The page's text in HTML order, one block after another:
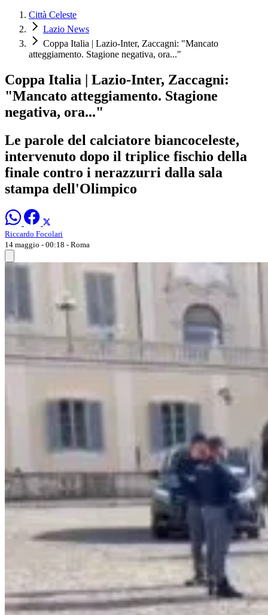
Città Celeste
Lazio News
Coppa Italia | Lazio-Inter, Zaccagni: "Mancato
atteggiamento. Stagione negativa, ora..."
Coppa Italia | Lazio-Inter, Zaccagni:
"Mancato atteggiamento. Stagione
negativa, ora..."
Le parole del calciatore biancoceleste,
intervenuto dopo il triplice fischio della
finale contro i nerazzurri dalla sala
stampa dell'Olimpico
Riccardo Focolari
14 maggio - 00:18 - Roma